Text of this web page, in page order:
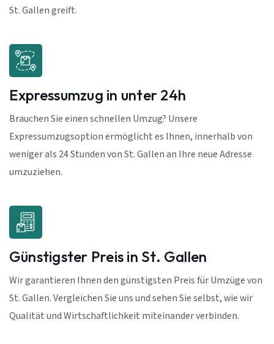
St. Gallen greift.
Expressumzug in unter 24h
Brauchen Sie einen schnellen Umzug? Unsere
Expressumzugsoption ermöglicht es Ihnen, innerhalb von
weniger als 24 Stunden von St. Gallen an Ihre neue Adresse
umzuziehen.
Günstigster Preis in St. Gallen
Wir garantieren Ihnen den günstigsten Preis für Umzüge von
St. Gallen. Vergleichen Sie uns und sehen Sie selbst, wie wir
Qualität und Wirtschaftlichkeit miteinander verbinden.